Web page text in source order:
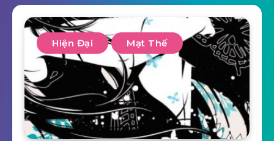
Hiện Đại Mạt Thế